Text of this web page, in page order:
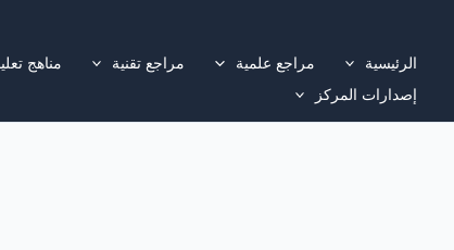
الرئيسية مراجع علمية مراجع تقنية مناهج
إصدارات المركز